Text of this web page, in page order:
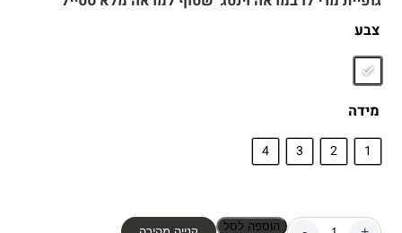
צבע
מידה
1
2
3
4
הוספה לסל